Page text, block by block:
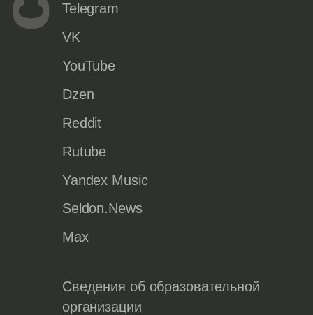
Telegram
VK
YouTube
Dzen
Reddit
Rutube
Yandex Music
Seldon.News
Max
Сведения об образовательной
организации